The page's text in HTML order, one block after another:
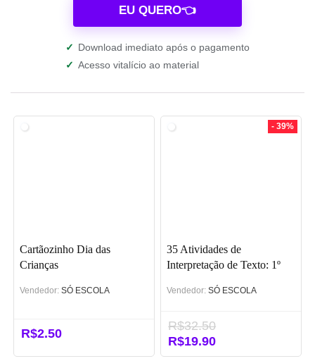
EU QUERO👈
✓ Download imediato após o pagamento
✓ Acesso vitalício ao material
Cartãozinho Dia das
Crianças
Vendedor: SÓ ESCOLA
R$2.50
- 39%
35 Atividades de
Interpretação de Texto: 1º
Vendedor: SÓ ESCOLA
R$32.50
O
preço
R$19.90O
preço